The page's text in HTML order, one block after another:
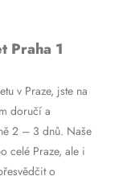
Praha 1
v Praze, jste na
doručí a
2 – 3 dnů. Naše
celé Praze, ale i
o